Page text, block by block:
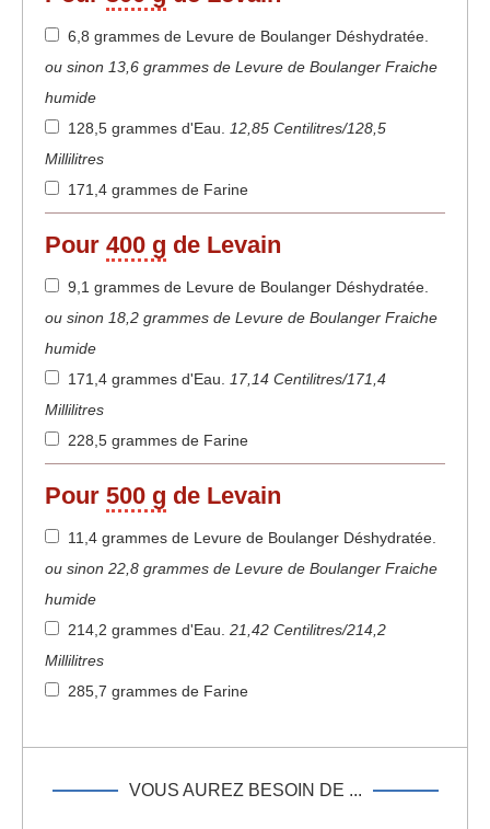
6,8 grammes de Levure de Boulanger Déshydratée.
ou sinon 13,6 grammes de Levure de Boulanger Fraiche
humide
128,5 grammes d'Eau. 12,85 Centilitres/128,5
Millilitres
171,4 grammes de Farine
Pour 400 g de Levain
9,1 grammes de Levure de Boulanger Déshydratée.
ou sinon 18,2 grammes de Levure de Boulanger Fraiche
humide
171,4 grammes d'Eau. 17,14 Centilitres/171,4
Millilitres
228,5 grammes de Farine
Pour 500 g de Levain
11,4 grammes de Levure de Boulanger Déshydratée.
ou sinon 22,8 grammes de Levure de Boulanger Fraiche
humide
214,2 grammes d'Eau. 21,42 Centilitres/214,2
Millilitres
285,7 grammes de Farine
VOUS AUREZ BESOIN DE ...